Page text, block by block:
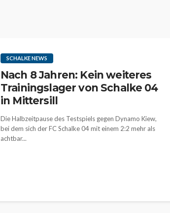
SCHALKE NEWS
Nach 8 Jahren: Kein weiteres
Trainingslager von Schalke 04
in Mittersill
Die Halbzeitpause des Testspiels gegen Dynamo Kiew,
bei dem sich der FC Schalke 04 mit einem 2:2 mehr als
achtbar...